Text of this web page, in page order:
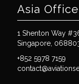
Asia Office
1 Shenton Way
Singapore,
+852 5978 7159